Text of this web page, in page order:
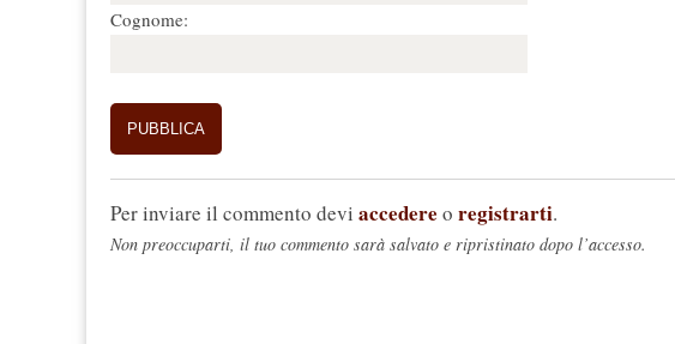
Cognome:
Per inviare il commento devi accedere o registrarti.
Non preoccuparti, il tuo commento sarà salvato e ripristinato dopo l’accesso.